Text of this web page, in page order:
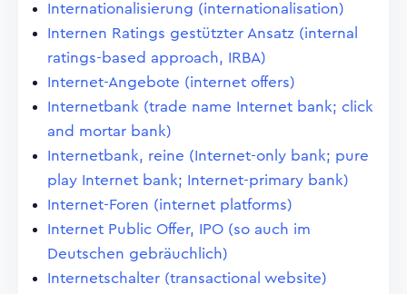
Internationalisierung (internationalisation)
Internen Ratings gestützter Ansatz (internal
ratings-based approach, IRBA)
Internet-Angebote (internet offers)
Internetbank (trade name Internet bank; click
and mortar bank)
Internetbank, reine (Internet-only bank; pure
play Internet bank; Internet-primary bank)
Internet-Foren (internet platforms)
Internet Public Offer, IPO (so auch im
Deutschen gebräuchlich)
Internetschalter (transactional website)